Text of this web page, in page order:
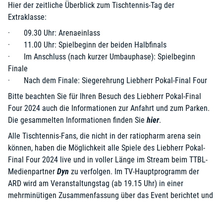
Hier der zeitliche Überblick zum Tischtennis-Tag der
Extraklasse:
· 09.30 Uhr: Arenaeinlass
· 11.00 Uhr: Spielbeginn der beiden Halbfinals
· Im Anschluss (nach kurzer Umbauphase): Spielbeginn
Finale
· Nach dem Finale: Siegerehrung Liebherr Pokal-Final Four
Bitte beachten Sie für Ihren Besuch des Liebherr Pokal-Final
Four 2024 auch die Informationen zur Anfahrt und zum Parken.
Die gesammelten Informationen finden Sie hier.
Alle Tischtennis-Fans, die nicht in der ratiopharm arena sein
können, haben die Möglichkeit alle Spiele des Liebherr Pokal-
Final Four 2024 live und in voller Länge im Stream beim TTBL-
Medienpartner Dyn zu verfolgen. Im TV-Hauptprogramm der
ARD wird am Veranstaltungstag (ab 19.15 Uhr) in einer
mehrminütigen Zusammenfassung über das Event berichtet und